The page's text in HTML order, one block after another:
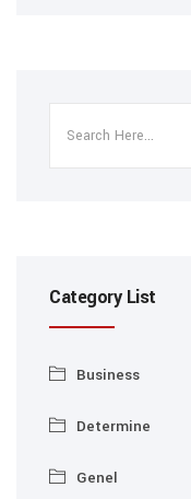
Category List
Business
Determine
Genel